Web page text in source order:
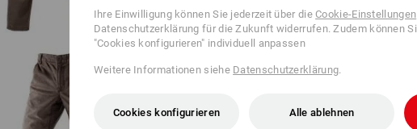
Ihre Einwilligung können Sie jederzeit über dieCookie-Einstellungen
Datenschutzerklärung für die Zukunft widerrufen. Zudem können
"Cookies konfigurieren" individuell anpassen
Weitere Informationen siehe Datenschutzerklärung.
Cookies konfigurieren Alle ablehnen